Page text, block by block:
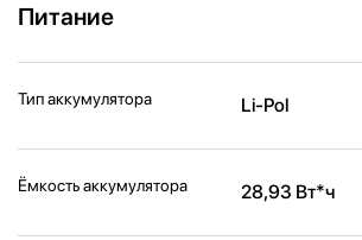
Питание
Тип аккумулятора Li-Pol
Ёмкость аккумулятора 28,93 Вт*ч